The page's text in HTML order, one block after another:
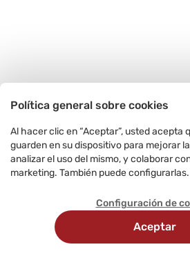
Política general sobre cookies
Al hacer clic en “Aceptar”, usted acepta
guarden en su dispositivo para mejorar
analizar el uso del mismo, y colaborar
marketing. También puede configurarlas.
Configuración de
Aceptar